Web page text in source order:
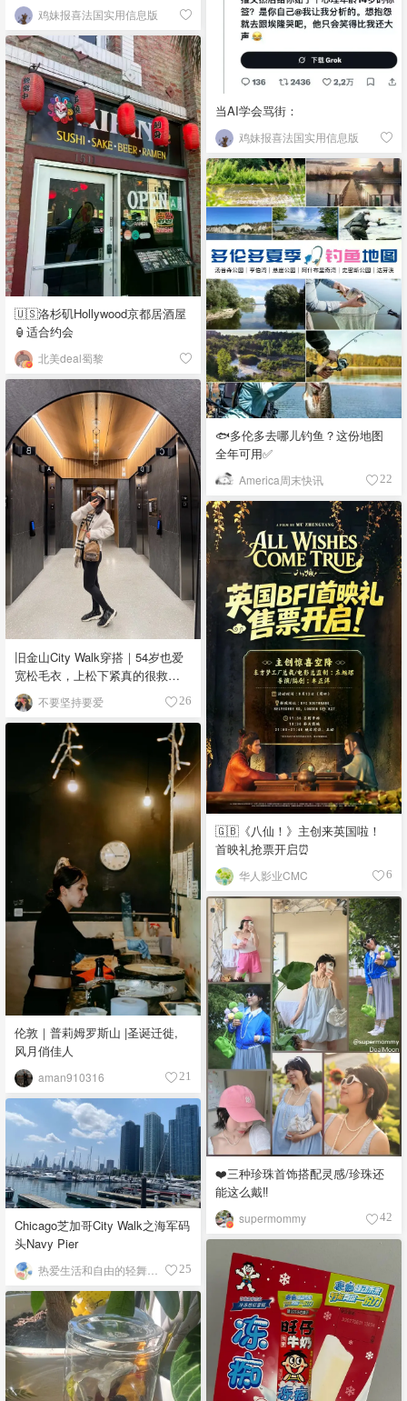
鸡妹报喜法国实用信息版
当AI学会骂街：
鸡妹报喜法国实用信息版
🇺🇸洛杉矶Hollywood京都居酒屋
🏮适合约会
北美deal蜀黎
🐟多伦多去哪儿钓鱼？这份地图
全年可用✅
America周末快讯 22
旧金山City Walk穿搭｜54岁也爱
宽松毛衣，上松下紧真的很救比
例
不要坚持要爱 26
🇬🇧《八仙！》主创来英国啦！
首映礼抢票开启⏰
华人影业CMC 6
伦敦｜普莉姆罗斯山 |圣诞迁徙,
风月俏佳人
aman910316 21
❤️三种珍珠首饰搭配灵感/珍珠还
能这么戴‼️
supermommy 42
Chicago芝加哥City Walk之海军码
头Navy Pier
25